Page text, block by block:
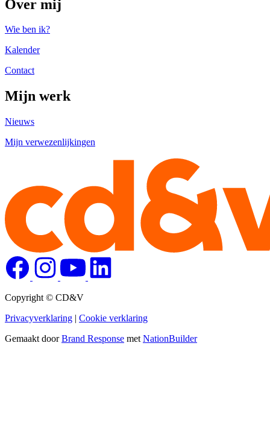
Over mij
Wie ben ik?
Kalender
Contact
Mijn werk
Nieuws
Mijn verwezenlijkingen
Copyright © CD&V
Privacyverklaring | Cookie verklaring
Gemaakt doorBrand Response met NationBuilder